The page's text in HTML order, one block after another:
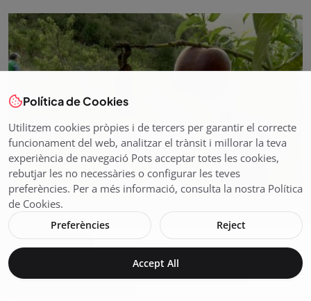
ESPIGOLADORS PER REDUIR EL MALBARATAMENT
ALIMENTARI
Juliol 15, 2024 212
Els préssecs de la finca Borda del Coll no es poden
comercialitzar. Aquesta c...
Política de Cookies
Utilitzem cookies pròpies i de tercers per garantir el correcte
funcionament del web, analitzar el trànsit i millorar la teva
experiència de navegació Pots acceptar totes les cookies,
rebutjar les no necessàries o configurar les teves
preferències. Per a més informació, consulta la nostra Política
de Cookies.
Preferències Reject
Accept All